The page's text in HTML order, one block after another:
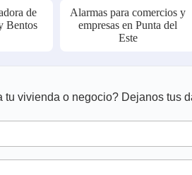
de
Bentos
Alarmas para comercios y
empresas en Punta del
Este
vivienda o negocio? Dejanos tus